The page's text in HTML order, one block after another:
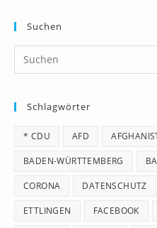
Suchen
Schlagwörter
* CDU AFD
BADEN-WÜRTTEMBERG
CORONA DATENSCHUTZ
ETTLINGEN FACEBOOK